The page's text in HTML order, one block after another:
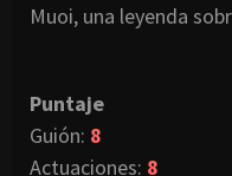
Muoi, una leyenda
Puntaje
Guión: 8
Actuaciones: 8